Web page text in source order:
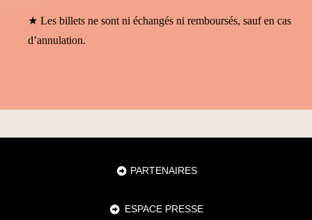
★ Les billets ne sont ni échangés ni remboursés, sauf en cas
d’annulation.
PARTENAIRES
ESPACE PRESSE